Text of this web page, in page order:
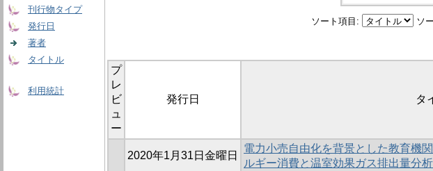
刊行物タイプ
発行日
著者
タイトル
利用統計
ソート項目: ソ
プ
レ
ビ
ュ
ー
発行日 タ
2020年1月31日金曜日
電力小売自由化を背景とした教育機
ルギー消費と温室効果ガス排出量分